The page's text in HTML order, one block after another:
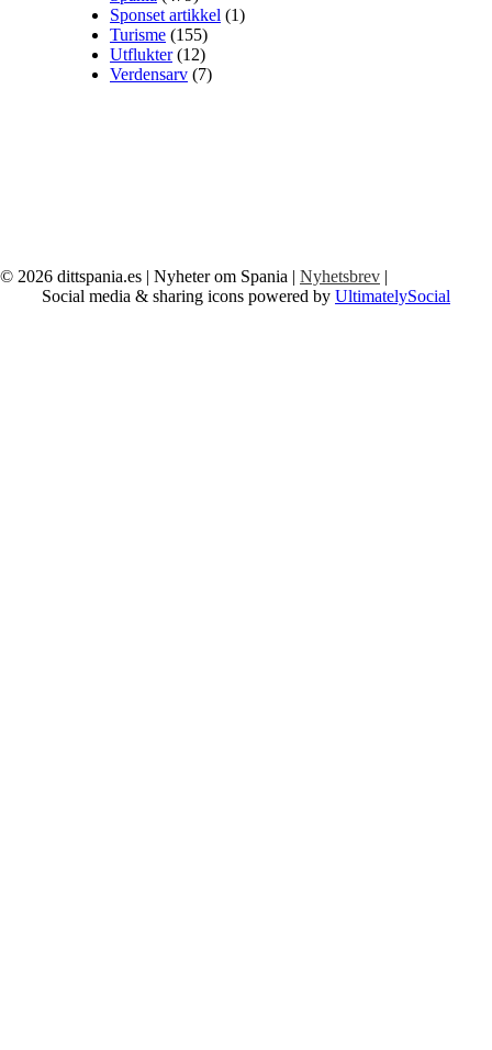
Sponset artikkel (1)
Turisme (155)
Utflukter(12)
Verdensarv (7)
© 2026 dittspania.es | Nyheter om Spania | Nyhetsbrev |
Social media & sharing icons powered by UltimatelySocial